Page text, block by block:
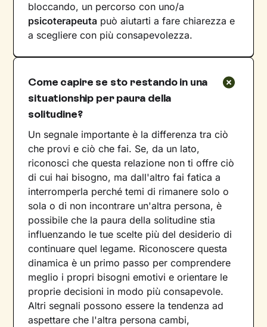
bloccando, un percorso con uno/a
psicoterapeuta può aiutarti a fare chiarezza e
a scegliere con più consapevolezza.
Come capire se sto restando in una
situationship per paura della
solitudine?
Un segnale importante è la differenza tra ciò
che provi e ciò che fai. Se, da un lato,
riconosci che questa relazione non ti offre ciò
di cui hai bisogno, ma dall'altro fai fatica a
interromperla perché temi di rimanere solo o
sola o di non incontrare un'altra persona, è
possibile che la paura della solitudine stia
influenzando le tue scelte più del desiderio di
continuare quel legame. Riconoscere questa
dinamica è un primo passo per comprendere
meglio i propri bisogni emotivi e orientare le
proprie decisioni in modo più consapevole.
Altri segnali possono essere la tendenza ad
aspettare che l'altra persona cambi,